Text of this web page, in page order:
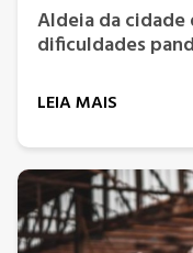
Aldeia da cidade
dificuldades
LEIA MAIS